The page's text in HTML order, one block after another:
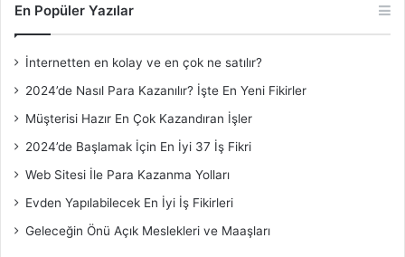
En Popüler Yazılar
İnternetten en kolay ve en çok ne satılır?
2024’de Nasıl Para Kazanılır? İşte En Yeni Fikirler
Müşterisi Hazır En Çok Kazandıran İşler
2024’de Başlamak İçin En İyi 37 İş Fikri
Web Sitesi İle Para Kazanma Yolları
Evden Yapılabilecek En İyi İş Fikirleri
Geleceğin Önü Açık Meslekleri ve Maaşları